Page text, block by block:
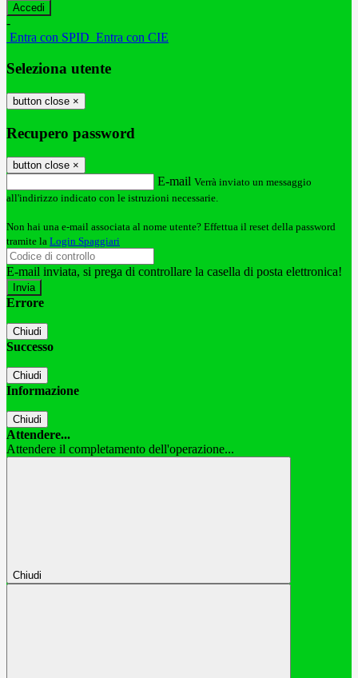
-
Entra con SPID Entra con CIE
Seleziona utente
button close ×
Recupero password
button close ×
E-mail Verrà inviato un messaggio
all'indirizzo indicato con le istruzioni necessarie.
Non hai una e-mail associata al nome utente? Effettua il reset della password
tramite la Login Spaggiari
E-mail inviata, si prega di controllare la casella di posta elettronica!
Errore
Chiudi
Successo
Chiudi
Informazione
Chiudi
Attendere...
Attendere il completamento dell'operazione...
Chiudi